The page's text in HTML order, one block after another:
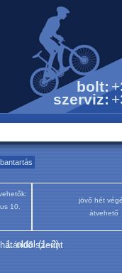
bolt:
szerviz:
10.
jövő hét
átvehető
1. oldal (1–2)